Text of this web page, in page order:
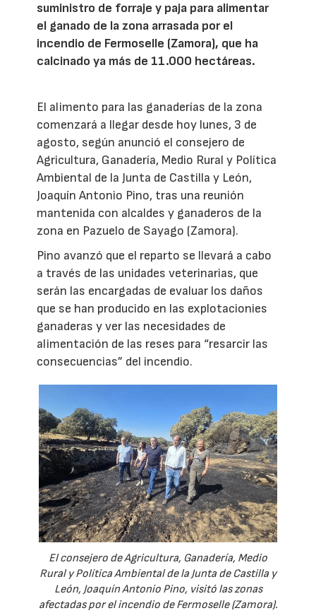
suministro de forraje y paja para alimentar
el ganado de la zona arrasada por el
incendio de Fermoselle (Zamora), que ha
calcinado ya más de 11.000 hectáreas.
El alimento para las ganaderías de la zona
comenzará a llegar desde hoy lunes, 3 de
agosto, según anunció el consejero de
Agricultura, Ganadería, Medio Rural y Política
Ambiental de la Junta de Castilla y León,
Joaquín Antonio Pino, tras una reunión
mantenida con alcaldes y ganaderos de la
zona en Pazuelo de Sayago (Zamora).
Pino avanzó que el reparto se llevará a cabo
a través de las unidades veterinarias, que
serán las encargadas de evaluar los daños
que se han producido en las explotacionies
ganaderas y ver las necesidades de
alimentación de las reses para “resarcir las
consecuencias” del incendio.
El consejero de Agricultura, Ganadería, Medio
Rural y Política Ambiental de la Junta de Castilla y
León, Joaquín Antonio Pino, visitó las zonas
afectadas por el incendio de Fermoselle (Zamora).